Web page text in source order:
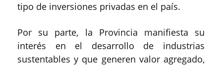
tipo de inversiones privadas en el país.
Por su parte, la Provincia manifiesta su
interés en el desarrollo de industrias
sustentables y que generen valor agregado,